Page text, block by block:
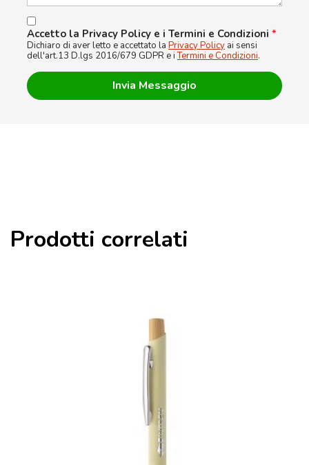
Accetto la Privacy Policy e i Termini e Condizioni *
Dichiaro di aver letto e accettato la Privacy Policy ai sensi
dell'art.13 D.lgs 2016/679 GDPR e iTermini e Condizioni.
Prodotti correlati